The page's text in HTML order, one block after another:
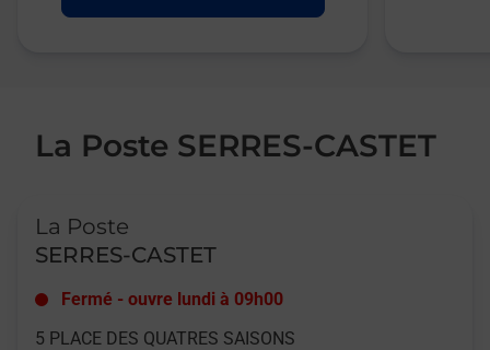
La Poste SERRES-CASTET
La Poste
SERRES-CASTET
Fermé - ouvre lundi à 09h00
5 PLACE DES QUATRES SAISONS